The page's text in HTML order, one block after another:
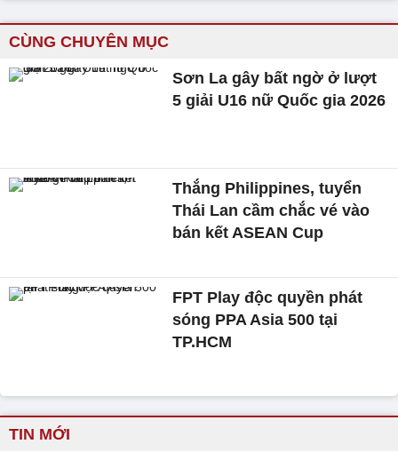
CÙNG CHUYÊN MỤC
Sơn La gây bất ngờ ở lượt
5 giải U16 nữ Quốc gia 2026
Thắng Philippines, tuyển
Thái Lan cầm chắc vé vào
bán kết ASEAN Cup
FPT Play độc quyền phát
sóng PPA Asia 500 tại
TP.HCM
TIN MỚI